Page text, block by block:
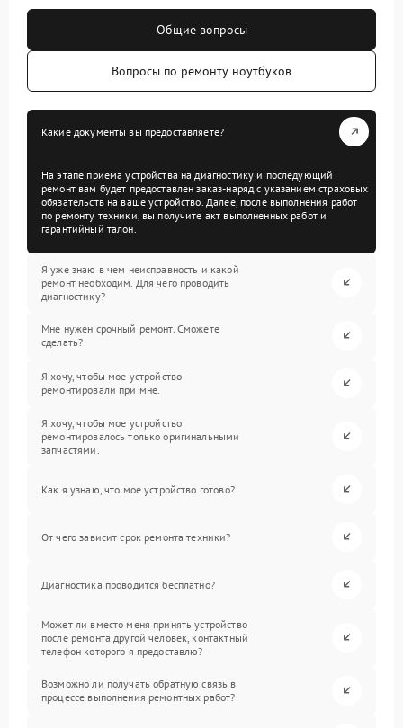
Общие вопросы
Вопросы по ремонту ноутбуков
Какие документы вы предоставляете?
На этапе приема устройства на диагностику и последующий
ремонт вам будет предоставлен заказ-наряд с указанием страховых
обязательств на ваше устройство. Далее, после выполнения работ
по ремонту техники, вы получите акт выполненных работ и
гарантийный талон.
Я уже знаю в чем неисправность и какой
ремонт необходим. Для чего проводить
диагностику?
Мне нужен срочный ремонт. Сможете
сделать?
Я хочу, чтобы мое устройство
ремонтировали при мне.
Я хочу, чтобы мое устройство
ремонтировалось только оригинальными
запчастями.
Как я узнаю, что мое устройство готово?
От чего зависит срок ремонта техники?
Диагностика проводится бесплатно?
Может ли вместо меня принять устройство
после ремонта другой человек, контактный
телефон которого я предоставлю?
Возможно ли получать обратную связь в
процессе выполнения ремонтных работ?